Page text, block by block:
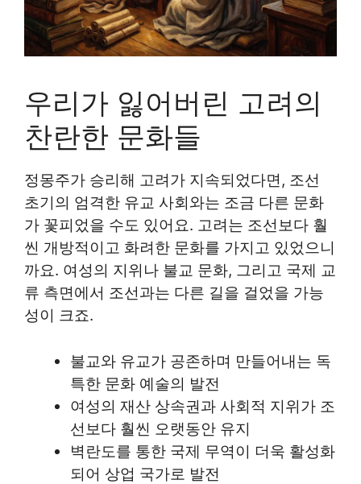
우리가 잃어버린 고려의
찬란한 문화들
정몽주가 승리해 고려가 지속되었다면, 조선
초기의 엄격한 유교 사회와는 조금 다른 문화
가 꽃피었을 수도 있어요. 고려는 조선보다 훨
씬 개방적이고 화려한 문화를 가지고 있었으니
까요. 여성의 지위나 불교 문화, 그리고 국제 교
류 측면에서 조선과는 다른 길을 걸었을 가능
성이 크죠.
불교와 유교가 공존하며 만들어내는 독
특한 문화 예술의 발전
여성의 재산 상속권과 사회적 지위가 조
선보다 훨씬 오랫동안 유지
벽란도를 통한 국제 무역이 더욱 활성화
되어 상업 국가로 발전